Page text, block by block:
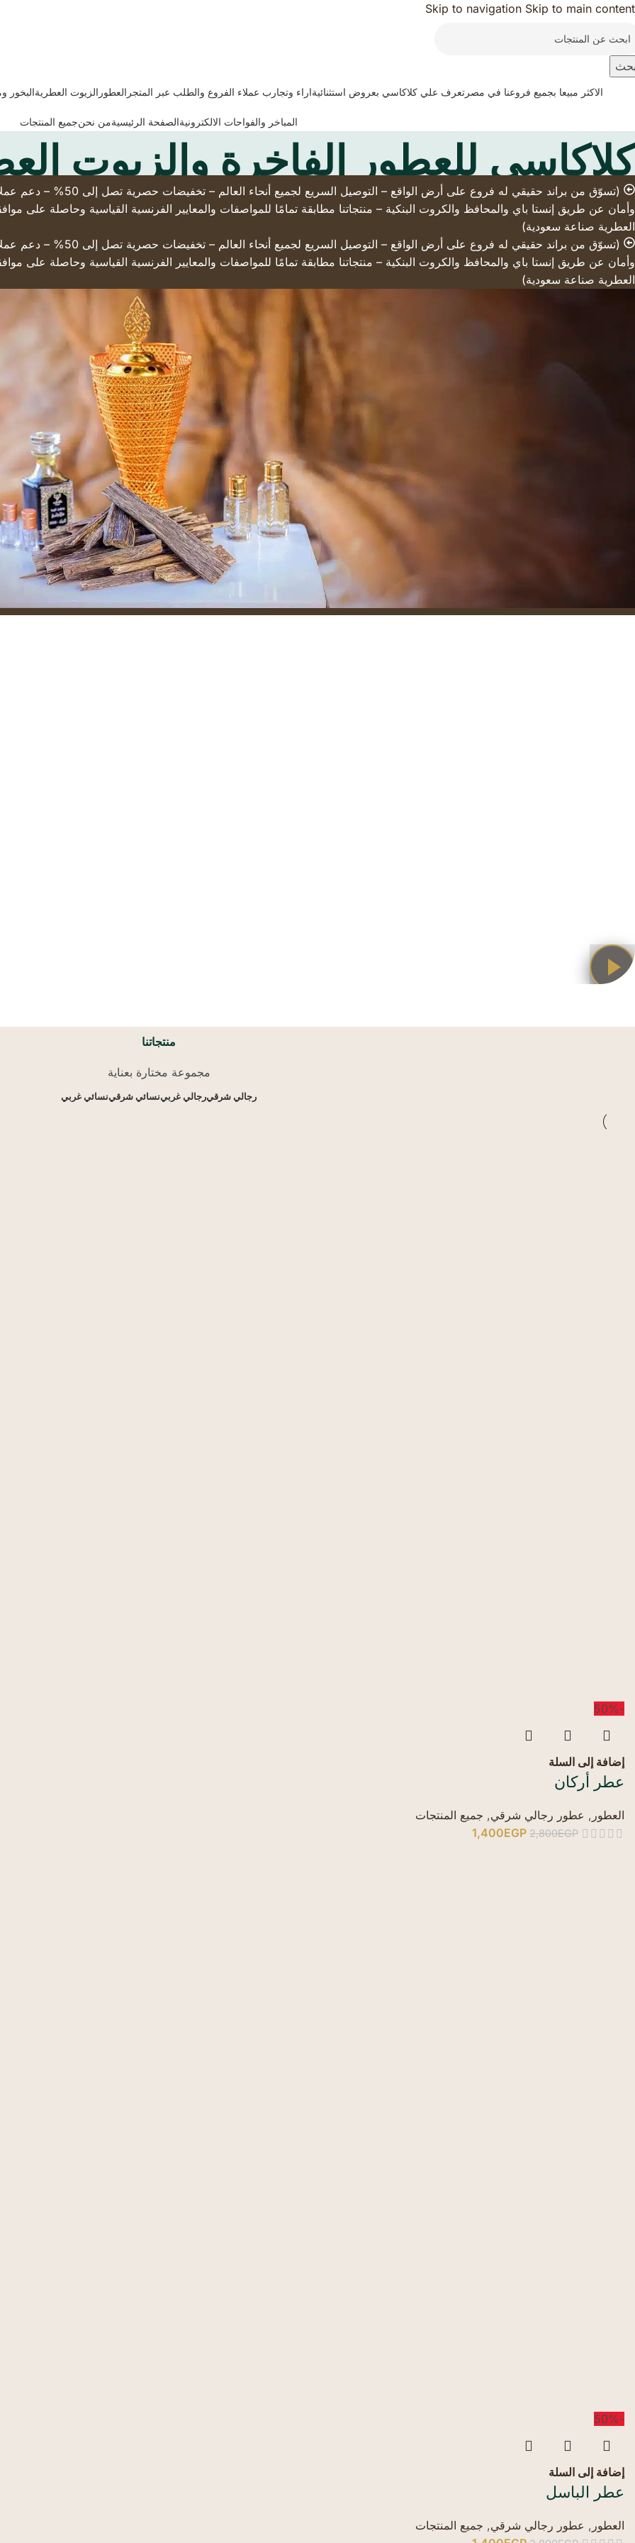
Skip to navigation Skip to main content
الاكثر مبيعا بجميع فروعنا في مصر تعرف علي كلاكاسي بعروض استثنائيةاراء وتجارب عملاء الفروع والطلب عبر المتجر العطور الزيوت العطريةالبخور
المباخر والفواحات الالكترونيةالصفحة الرئيسيةمن نحنجميع المنتجات
كلاكاسي للعطور الفاخرة والزيوت
(تسوّق من براند حقيقي له فروع
وأمان عن طريق إنستا باي والمحافظ والكروت البنكية – منتجاتنا مطابقة تمامًا للمواصفات والمعايير الفرنسية القياسية وحاصلة على
العطرية صناعة سعودية)
(تسوّق من براند حقيقي له فروع
وأمان عن طريق إنستا باي والمحافظ والكروت البنكية – منتجاتنا مطابقة تمامًا للمواصفات والمعايير الفرنسية القياسية وحاصلة على
العطرية صناعة سعودية)
منتجاتنا
مجموعة مختارة بعناية
رجالي شرقيرجالي غربينسائي شرقينسائي غربي
-50%
إضافة إلى السلة
عطر أركان
العطور , عطور رجالي شرقي, جميع المنتجات
2,800EGP
1,400EGP
-50%
إضافة إلى السلة
عطر الباسل
العطور , عطور رجالي شرقي, جميع المنتجات